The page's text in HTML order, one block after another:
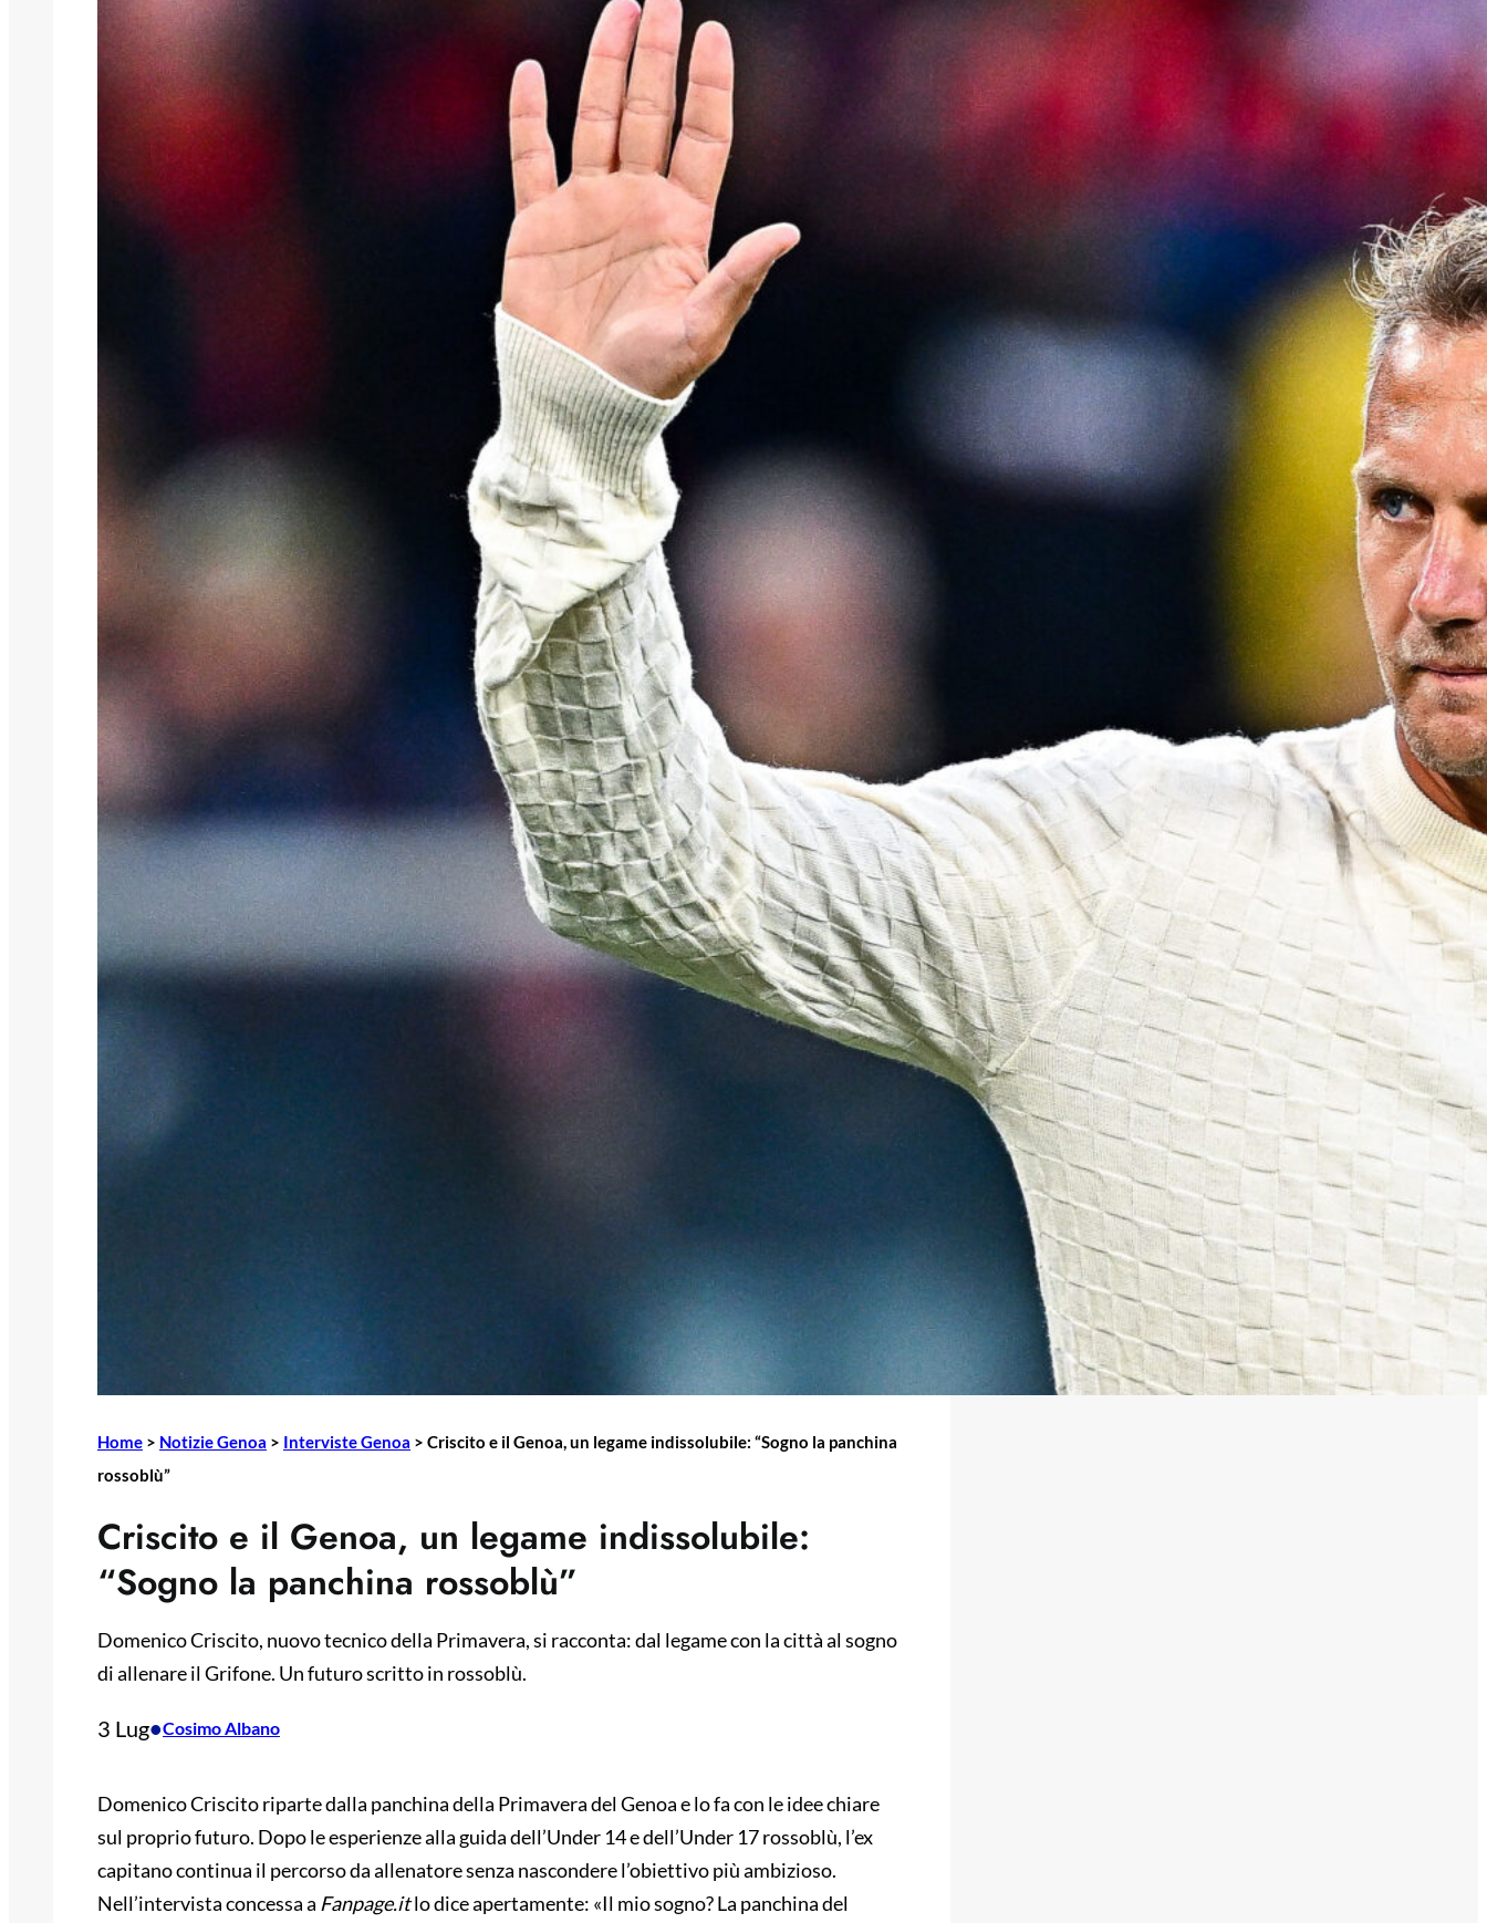
Home > Notizie Genoa > Interviste Genoa > Criscito e il Genoa, un legame indissolubile: “Sogno la panchina
rossoblù”
Criscito e il Genoa, un legame indissolubile:
“Sogno la panchina rossoblù”
Domenico Criscito, nuovo tecnico della Primavera, si racconta: dal legame con la città al sogno
di allenare il Grifone. Un futuro scritto in rossoblù.
3 Lug•Cosimo Albano
Domenico Criscito riparte dalla panchina della Primavera del Genoa e lo fa con le idee chiare
sul proprio futuro. Dopo le esperienze alla guida dell’Under 14 e dell’Under 17 rossoblù, l’ex
capitano continua il percorso da allenatore senza nascondere l’obiettivo più ambizioso.
Nell’intervista concessa a Fanpage.itlo dice apertamente: «Il mio sogno? La panchina del
5 Agosto 2026
Dieci gol subiti dal Bournemouth: un
campanello d’allarme per il Genoa di
De Rossi
Genoa, spunta Walid Cheddira per
l’attacco: l’attaccante del Napoli è
5 Agosto 2026